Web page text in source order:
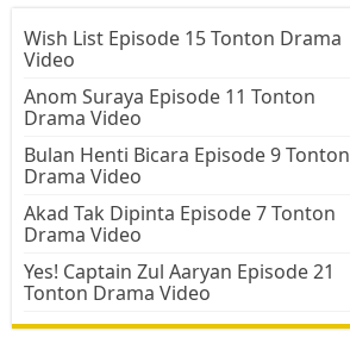
Wish List Episode 15 Tonton Drama
Video
Anom Suraya Episode 11 Tonton
Drama Video
Bulan Henti Bicara Episode 9 Tonton
Drama Video
Akad Tak Dipinta Episode 7 Tonton
Drama Video
Yes! Captain Zul Aaryan Episode 21
Tonton Drama Video